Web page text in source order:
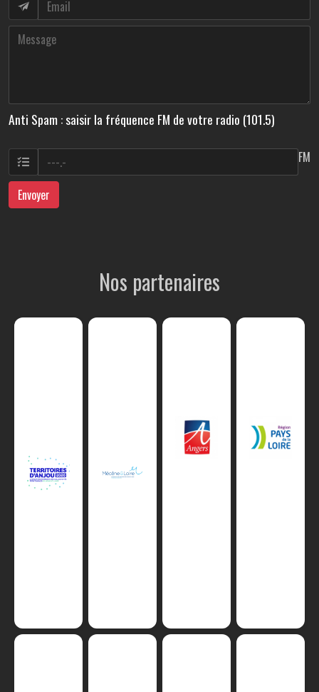
Anti Spam : saisir la fréquence FM de votre radio (101.5)
FM
Envoyer
Nos partenaires